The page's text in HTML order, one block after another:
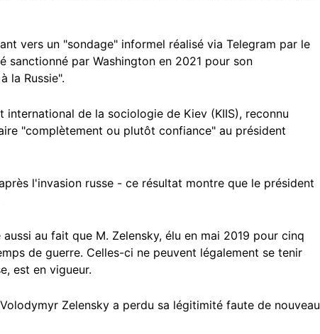
vers un "sondage" informel réalisé via Telegram par le
sanctionné par Washington en 2021 pour son
la Russie".
de la sociologie de Kiev (KIIS), reconnu
"complètement ou plutôt confiance" au président
l'invasion russe - ce résultat montre que le président
au fait que M. Zelensky, élu en mai 2019 pour cinq
de guerre. Celles-ci ne peuvent légalement se tenir
est en vigueur.
Zelensky a perdu sa légitimité faute de nouveau